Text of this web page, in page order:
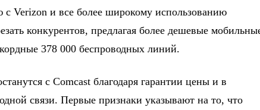
с Verizon и все более широкому использованию
конкурентов, предлагая более дешевые
378 000 беспроводных линий.
с Comcast благодаря гарантии цены и в
связи. Первые признаки указывают на то, что